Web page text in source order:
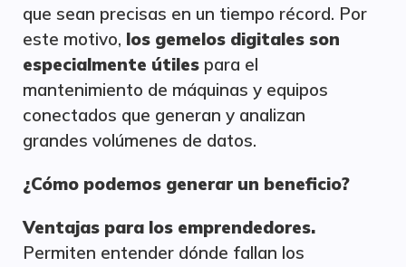
que sean precisas en un tiempo récord. Por
este motivo, los gemelos digitales son
especialmente útiles para el
mantenimiento de máquinas y equipos
conectados que generan y analizan
grandes volúmenes de datos.
¿Cómo podemos generar un beneficio?
Ventajas para los emprendedores.
Permiten entender dónde fallan los